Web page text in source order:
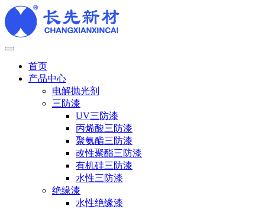
首页
产品中心
电解抛光剂
三防漆
UV三防漆
丙烯酸三防漆
聚氨酯三防漆
改性聚酯三防漆
有机硅三防漆
水性三防漆
绝缘漆
水性绝缘漆